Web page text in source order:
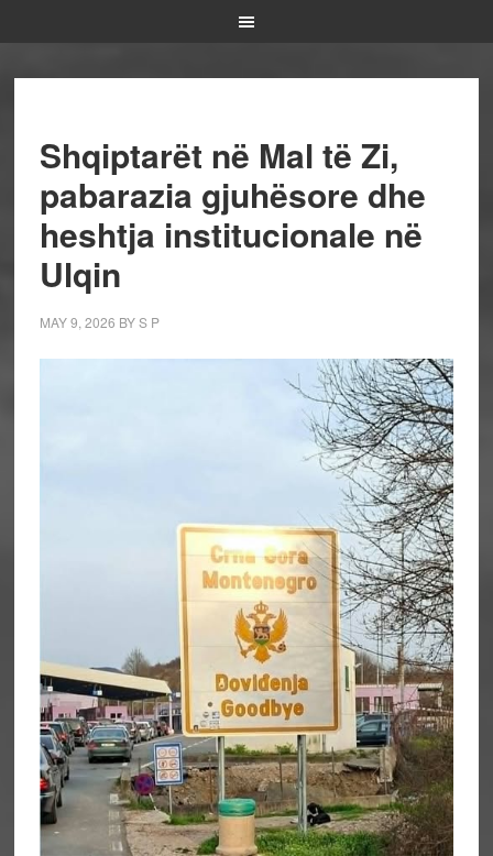
Shqiptarët në Mal të Zi,
pabarazia gjuhësore dhe
heshtja institucionale në
Ulqin
MAY 9, 2026 BYS P